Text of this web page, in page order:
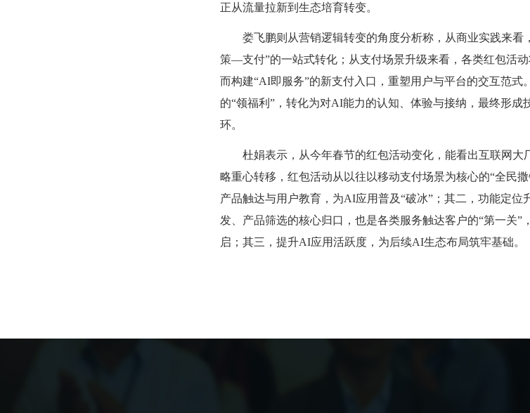
正从流量拉新到生态培育转变。
娄飞鹏则从营销逻辑转变的角度分析称，从商业实践来看
策—支付”的一站式转化；从支付场景升级来看，各类红包活
而构建“AI即服务”的新支付入口，重塑用户与平台的交互范式
的“领福利”，转化为对AI能力的认知、体验与接纳，最终形成
环。
杜娟表示，从今年春节的红包活动变化，能看出互联网大
略重心转移，红包活动从以往以移动支付场景为核心的“全民
产品触达与用户教育，为AI应用普及“破冰”；其二，功能定
发、产品筛选的核心归口，也是各类服务触达客户的“第一关
启；其三，提升AI应用活跃度，为后续AI生态布局筑牢基础。